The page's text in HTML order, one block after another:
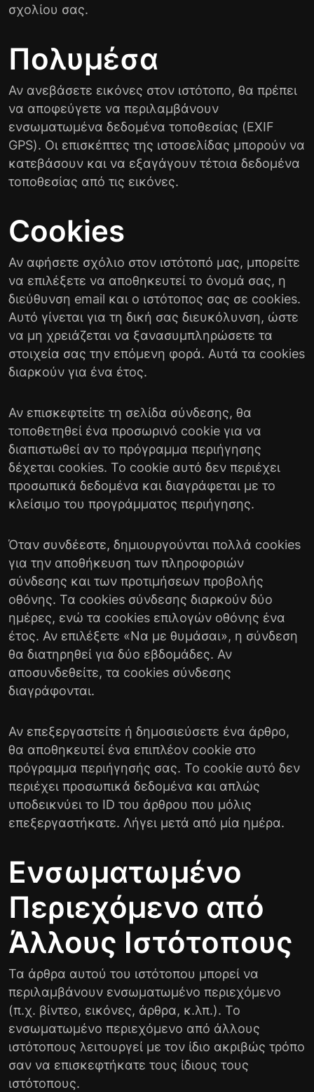
σχολίου σας.
Πολυμέσα
Αν ανεβάσετε εικόνες στον ιστότοπο, θα πρέπει
να αποφεύγετε να περιλαμβάνουν
ενσωματωμένα δεδομένα τοποθεσίας (EXIF
GPS). Οι επισκέπτες της ιστοσελίδας μπορούν να
κατεβάσουν και να εξαγάγουν τέτοια δεδομένα
τοποθεσίας από τις εικόνες.
Cookies
Αν αφήσετε σχόλιο στον ιστότοπό μας, μπορείτε
να επιλέξετε να αποθηκευτεί το όνομά σας, η
διεύθυνση email και ο ιστότοπος σας σε cookies.
Αυτό γίνεται για τη δική σας διευκόλυνση, ώστε
να μη χρειάζεται να ξανασυμπληρώσετε τα
στοιχεία σας την επόμενη φορά. Αυτά τα cookies
διαρκούν για ένα έτος.
Αν επισκεφτείτε τη σελίδα σύνδεσης, θα
τοποθετηθεί ένα προσωρινό cookie για να
διαπιστωθεί αν το πρόγραμμα περιήγησης
δέχεται cookies. Το cookie αυτό δεν περιέχει
προσωπικά δεδομένα και διαγράφεται με το
κλείσιμο του προγράμματος περιήγησης.
Όταν συνδέεστε, δημιουργούνται πολλά cookies
για την αποθήκευση των πληροφοριών
σύνδεσης και των προτιμήσεων προβολής
οθόνης. Τα cookies σύνδεσης διαρκούν δύο
ημέρες, ενώ τα cookies επιλογών οθόνης ένα
έτος. Αν επιλέξετε «Να με θυμάσαι», η σύνδεση
θα διατηρηθεί για δύο εβδομάδες. Αν
αποσυνδεθείτε, τα cookies σύνδεσης
διαγράφονται.
Αν επεξεργαστείτε ή δημοσιεύσετε ένα άρθρο,
θα αποθηκευτεί ένα επιπλέον cookie στο
πρόγραμμα περιήγησής σας. Το cookie αυτό δεν
περιέχει προσωπικά δεδομένα και απλώς
υποδεικνύει το ID του άρθρου που μόλις
επεξεργαστήκατε. Λήγει μετά από μία ημέρα.
Ενσωματωμένο
Περιεχόμενο από
Άλλους Ιστότοπους
Τα άρθρα αυτού του ιστότοπου μπορεί να
περιλαμβάνουν ενσωματωμένο περιεχόμενο
(π.χ. βίντεο, εικόνες, άρθρα, κ.λπ.). Το
ενσωματωμένο περιεχόμενο από άλλους
ιστότοπους λειτουργεί με τον ίδιο ακριβώς τρόπο
σαν να επισκεφτήκατε τους ίδιους τους
ιστότοπους.